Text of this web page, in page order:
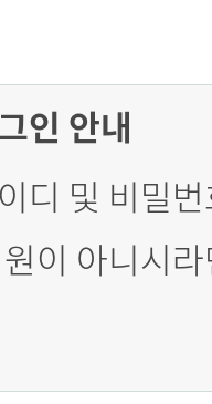
인 안내
디 및 비밀
이 아니시